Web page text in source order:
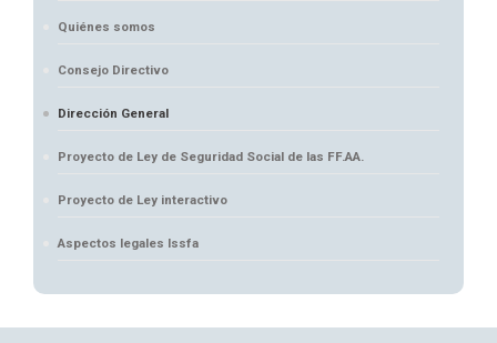
Quiénes somos
Consejo Directivo
Dirección General
Proyecto de Ley de Seguridad Social de las FF.AA.
Proyecto de Ley interactivo
Aspectos legales Issfa